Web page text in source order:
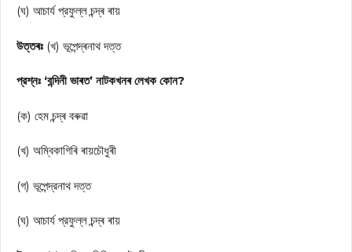
(ঘ) আচার্য প্রফুল্ল চন্দ্ৰ ৰায়
উত্তৰঃ (খ) ভূপেন্দ্ৰনাথ দত্ত
প্রশ্নঃ ‘বন্দিনী ভাৰত’ নাটকখনৰ লেখক কোন?
(ক) হেম চন্দ্ৰ বৰুৱা
(খ) অম্বিকাগিৰি ৰায়চৌধুৰী
(গ) ভূপেন্দ্রনাথ দত্ত
(ঘ) আচার্য প্রফুল্ল চন্দ্ৰ ৰায়